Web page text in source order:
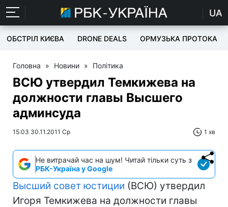
UA
ОБСТРІЛ КИЄВА DRONE DEALS ОРМУЗЬКА ПРОТОКА
Головна » Новини » Політика
ВСЮ утвердил Темкижева на
должности главы Высшего
админсуда
15:03 30.11.2011 Ср 1 хв
Не витрачай час на шум! Читай тільки суть з
РБК-Україна у Google
Высший совет юстиции (ВСЮ) утвердил
Игоря Темкижева на должности главы